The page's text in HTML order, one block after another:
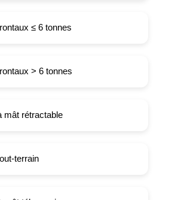
≤ 6 tonnes
> 6 tonnes
mât rétractable
terrain